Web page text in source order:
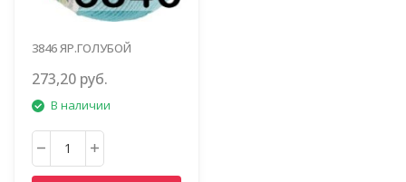
3846 ЯР.ГОЛУБОЙ
273,20 руб.
В наличии